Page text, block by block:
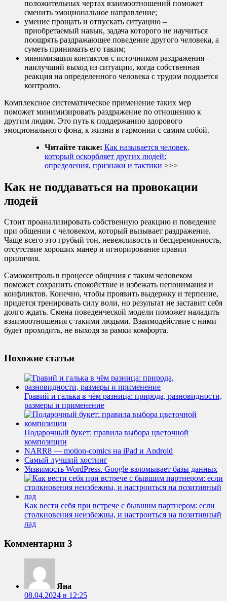
положительных чертах взаимоотношений поможет
сменить эмоциональное направление;
умение прощать и отпускать ситуацию –
приобретаемый навык, задача которого не научиться
поощрять раздражающее поведение другого человека, а
суметь принимать его таким;
минимизация контактов с источником раздражения –
наилучший выход из ситуации, когда собственная
реакция на определенного человека с трудом поддается
контролю.
Комплексное систематическое применение таких мер
поможет минимизировать раздражение по отношению к
другим людям. Это путь к поддержанию здорового
эмоционального фона, к жизни в гармонии с самим собой.
Читайте также: Как называется человек,
который оскорбляет других людей:
определения, признаки и тактики >>>
Как не поддаваться на провокации
людей
Стоит проанализировать собственную реакцию и поведение
при общении с человеком, который вызывает раздражение.
Чаще всего это грубый тон, невежливость и бесцеремонность,
отсутствие хороших манер и игнорирование правил
приличия.
Самоконтроль в процессе общения с таким человеком
поможет сохранить спокойствие и избежать непонимания и
конфликтов. Конечно, чтобы проявить выдержку и терпение,
придется тренировать силу воли, но результат не заставит себя
долго ждать. Смена поведенческой модели поможет наладить
взаимоотношения с такими людьми. Взаимодействие с ними
будет проходить, не выходя за рамки комфорта.
Похожие статьи
Гравий и галька в чём разница: природа, разновидности,
размеры и применение
Подарочный букет: правила выбора цветочной
композиции
NARR8 — motion-comics на iPad и Android
Самый лучший хостинг
Уязвимость WordPress. Google взломывает базы данных
Как вести себя при встрече с бывшим партнером: если
столкновения неизбежны, и настроиться на позитивный
лад
Комментарии 3
Яна
08.04.2024 в 12:25